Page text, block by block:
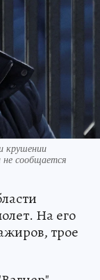
крушении
не сообщается
На его
трое